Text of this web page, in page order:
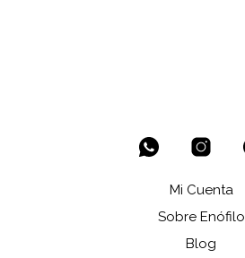
Mi Cuenta
Sobre Enófilo
Blog